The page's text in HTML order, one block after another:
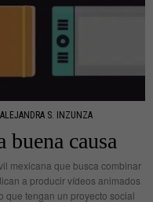
ALEJANDRA S. INZUNZA
causa
mexicana que busca combinar
a producir vídeos animados
que tengan un proyecto social